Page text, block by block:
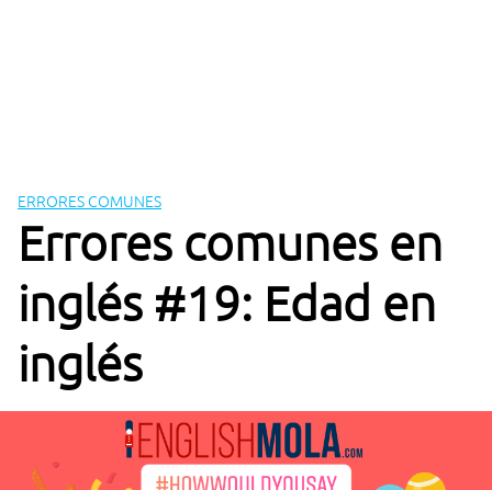
ERRORES COMUNES
Errores comunes en
inglés #19: Edad en
inglés